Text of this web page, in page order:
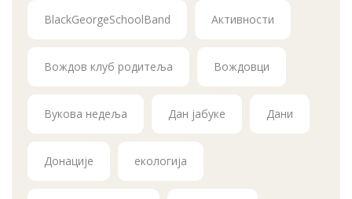
BlackGeorgeSchoolBand Активности
Вождов клуб родитеља Вождовци
Вукова недеља Дан јабуке Дани
Донације екологија